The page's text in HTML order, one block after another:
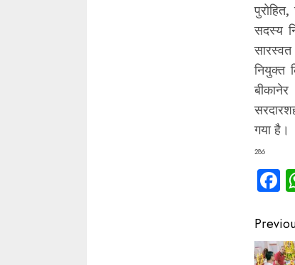
सदस्य
नियुक्त
गया है।
286